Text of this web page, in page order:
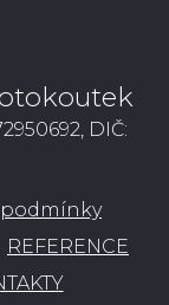
DIČ:
REFERENCE